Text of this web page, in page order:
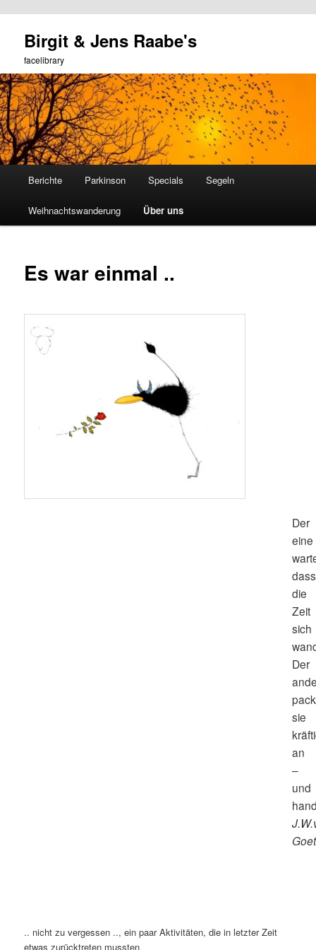
primären
springen
Birgit & Jens Raabe's
facelibrary
Berichte Parkinson Specials Segeln
Weihnachtswanderung Über uns
Es war einmal ..
Der
eine
dass
die
Zeit
sich
Der
sie
an
–
und
.. nicht zu vergessen .., ein paar Aktivitäten, die in letzter Zeit
etwas zurücktreten mussten